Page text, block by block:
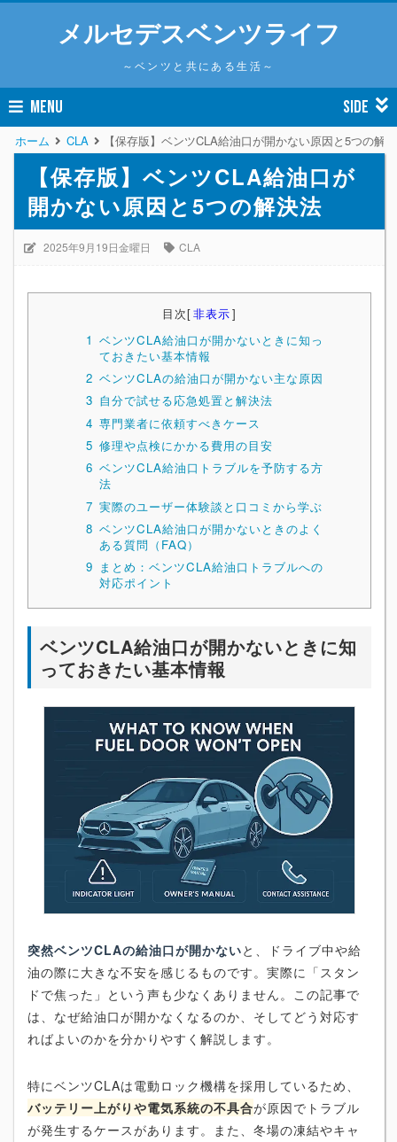
メルセデスベンツライフ
～ベンツと共にある生活～
MENU SIDE
ホーム CLA 【保存版】ベンツCLA給油口が開かない原因と5つの解
【保存版】ベンツCLA給油口が
開かない原因と5つの解決法
2025年9月19日金曜日 CLA
目次[非表示]
1 ベンツCLA給油口が開かないときに知っ
ておきたい基本情報
2 ベンツCLAの給油口が開かない主な原因
3 自分で試せる応急処置と解決法
4 専門業者に依頼すべきケース
5 修理や点検にかかる費用の目安
6 ベンツCLA給油口トラブルを予防する方
法
7 実際のユーザー体験談と口コミから学ぶ
8 ベンツCLA給油口が開かないときのよく
ある質問（FAQ）
9 まとめ：ベンツCLA給油口トラブルへの
対応ポイント
ベンツCLA給油口が開かないときに知
っておきたい基本情報
突然ベンツCLAの給油口が開かないと、ドライブ中や給
油の際に大きな不安を感じるものです。実際に「スタン
ドで焦った」という声も少なくありません。この記事で
は、なぜ給油口が開かなくなるのか、そしてどう対応す
ればよいのかを分かりやすく解説します。
特にベンツCLAは電動ロック機構を採用しているため、
バッテリー上がりや電気系統の不具合が原因でトラブル
が発生するケースがあります。また、冬場の凍結やキャ